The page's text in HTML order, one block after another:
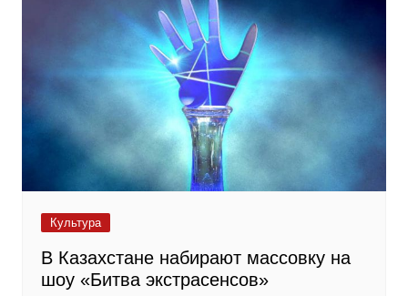
Культура
В Казахстане набирают массовку на
шоу «Битва экстрасенсов»